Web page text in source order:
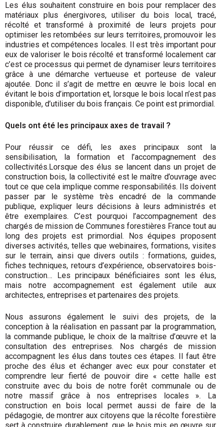
Les élus souhaitent construire en bois pour remplacer des
matériaux plus énergivores, utiliser du bois local, tracé,
récolté et transformé à proximité de leurs projets pour
optimiser les retombées sur leurs territoires, promouvoir les
industries et compétences locales. Il est très important pour
eux de valoriser le bois récolté et transformé localement car
c’est ce processus qui permet de dynamiser leurs territoires
grâce à une démarche vertueuse et porteuse de valeur
ajoutée. Donc il s’agit de mettre en œuvre le bois local en
évitant le bois d’importation et, lorsque le bois local n’est pas
disponible, d’utiliser du bois français. Ce point est primordial.
Quels ont été les principaux axes de travail ?
Pour réussir ce défi, les axes principaux sont la
sensibilisation, la formation et l’accompagnement des
collectivités.Lorsque des élus se lancent dans un projet de
construction bois, la collectivité est le maître d’ouvrage avec
tout ce que cela implique comme responsabilités. Ils doivent
passer par le système très encadré de la commande
publique, expliquer leurs décisions à leurs administrés et
être exemplaires. C’est pourquoi l’accompagnement des
chargés de mission de Communes forestières France tout au
long des projets est primordial. Nos équipes proposent
diverses activités, telles que webinaires, formations, visites
sur le terrain, ainsi que divers outils : formations, guides,
fiches techniques, retours d’expérience, observatoires bois-
construction… Les principaux bénéficiaires sont les élus,
mais notre accompagnement est également utile aux
architectes, entre­prises et partenaires des projets.
Nous assurons également le suivi des projets, de la
conception à la réalisation en passant par la programmation,
la commande publique, le choix de la maîtrise d’œuvre et la
consultation des entre­prises. Nos chargés de mission
accompa­gnent les élus dans toutes ces étapes. Il faut être
proche des élus et échanger avec eux pour constater et
comprendre leur fierté de pouvoir dire « cette halle est
construite avec du bois de notre forêt communale ou de
notre massif grâce à nos entreprises locales ». La
construction en bois local permet aussi de faire de la
pédagogie, de montrer aux citoyens que la récolte forestière